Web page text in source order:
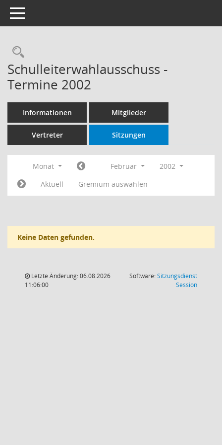
Toggle navigation
Rechercheauswahl
Schulleiterwahlausschuss -
Termine 2002
Informationen Mitglieder
Vertreter Sitzungen
Monat Februar
2002
Aktuell
Gremium auswählen
Keine Daten gefunden.
Letzte Änderung: 06.08.2026
11:06:00
Software:Sitzungsdienst
Session(Wird in